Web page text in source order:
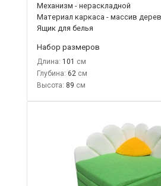
Механизм - нераскладной
Материал каркаса - массив
Ящик для белья
Набор размеров
Длина: 101
Глубина: 62
Высота: 89